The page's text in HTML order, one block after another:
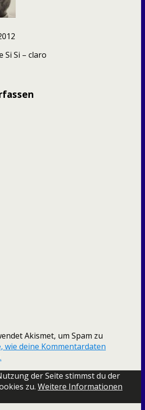
Si Si – claro
Akismet, um Spam zu
wie deine Kommentardaten
der Seite stimmst du der
zu. Weitere Informationen